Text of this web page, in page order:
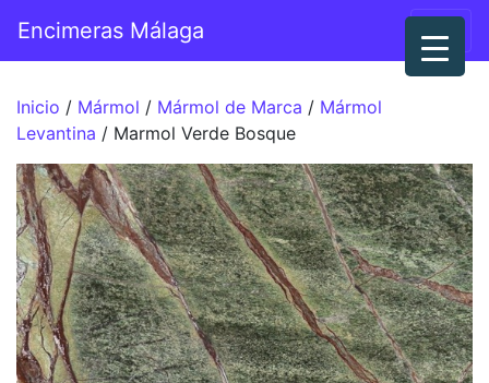
Navegación principal
Encimeras Málaga
Inicio / Mármol / Mármol de Marca / Mármol
Levantina / Marmol Verde Bosque